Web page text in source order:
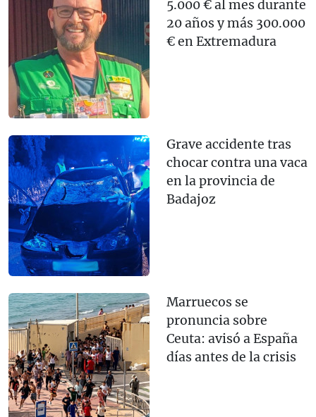
5.000 € al mes durante
20 años y más 300.000
€ en Extremadura
Grave accidente tras
chocar contra una vaca
en la provincia de
Badajoz
Marruecos se
pronuncia sobre
Ceuta: avisó a España
días antes de la crisis